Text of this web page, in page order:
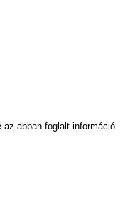
az abban foglalt információ